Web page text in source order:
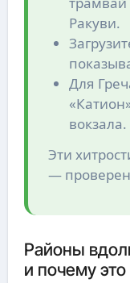
Ракуви.
Для
вокзала.
Эти хитрости экономят время и нервы
—
Районы
и почему это